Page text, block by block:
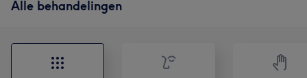
Alle behandelingen